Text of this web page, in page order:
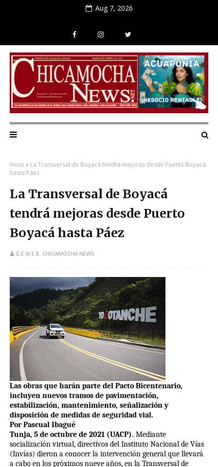
Aug 7, 2026
Inicio
La Transversal de Boyacá tendrá mejoras desde Puerto Boyacá
hasta Páez
La Transversal de Boyacá
tendrá mejoras desde Puerto
Boyacá hasta Páez
G.E.W.E.B. CHICAMOCHA NEWS
Las obras que harán parte del Pacto Bicentenario,
incluyen nuevos tramos de pavimentación,
estabilización, mantenimiento, señalización y
disposición de medidas de seguridad vial.
Por Pascual Ibagué
Tunja, 5 de octubre de 2021 (UACP). Mediante
socialización virtual, directivos del Instituto Nacional de Vías
(Invías) dieron a conocer la intervención general que llevará
a cabo en los próximos nueve años, en la Transversal de